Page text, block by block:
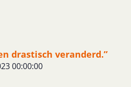
drastisch veranderd.”
00:00:00